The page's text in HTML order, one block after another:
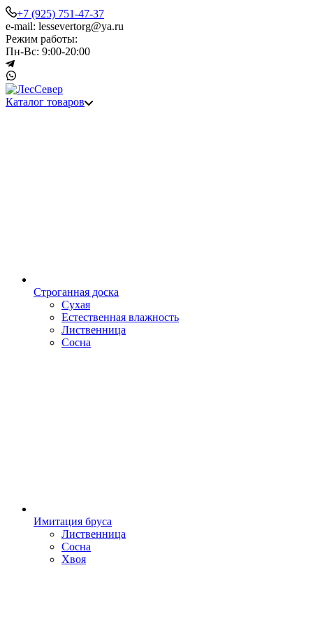
+7 (925) 751-47-37
e-mail: lessevertorg@ya.ru
Режим работы:
Пн-Вс: 9:00-20:00
Каталог товаров
Строганная доска
Сухая
Естественная влажность
Лиственница
Сосна
Имитация бруса
Лиственница
Сосна
Хвоя